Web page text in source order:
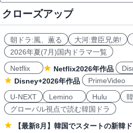
クローズアップ
朝ドラ:風、薫る 大河:豊臣兄弟!
2026年夏(7月)国内ドラマ一覧
Netflix
Netflix2026年作品
Disney+2026年作品
PrimeVideo
U-NEXT
Lemino Hulu
グローバル視点で読む韓国ドラ
【最新8月】韓国でスタートの新韓